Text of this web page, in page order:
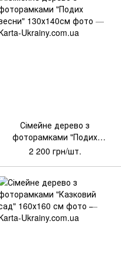
Сімейне дерево з
фоторамками "Подих
весни" 130х140см
2 200 грн/шт.